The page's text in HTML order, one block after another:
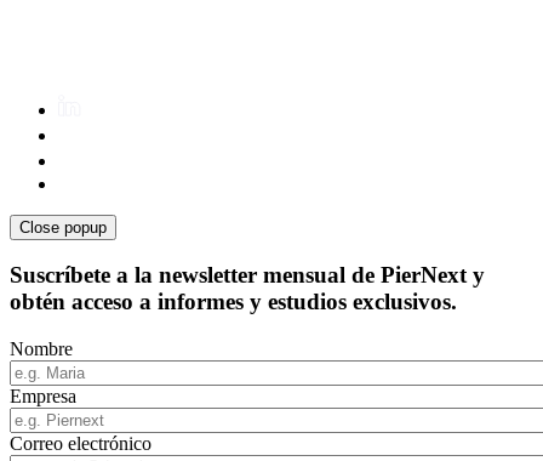
Close popup
Suscríbete a la newsletter mensual de PierNext y
obtén acceso a informes y estudios exclusivos.
Nombre
Empresa
Correo electrónico